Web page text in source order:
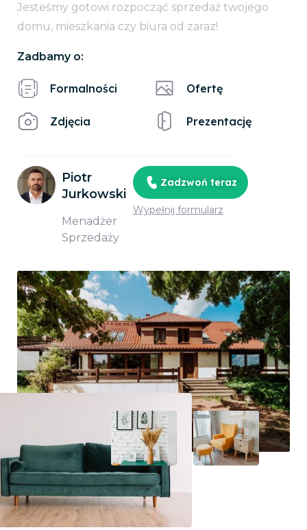
Jesteśmy gotowi rozpocząć sprzedaż twojego
domu, mieszkania czy biura od zaraz!
Zadbamy o:
Formalności
Zdjęcia
Ofertę
Prezentację
Piotr
Jurkowski
Menadżer
Sprzedaży
Zadzwoń teraz
Wypełnij formularz